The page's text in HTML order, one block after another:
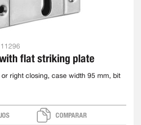
11296
flat striking plate
right closing, case width 95 mm, bit
COMPARAR